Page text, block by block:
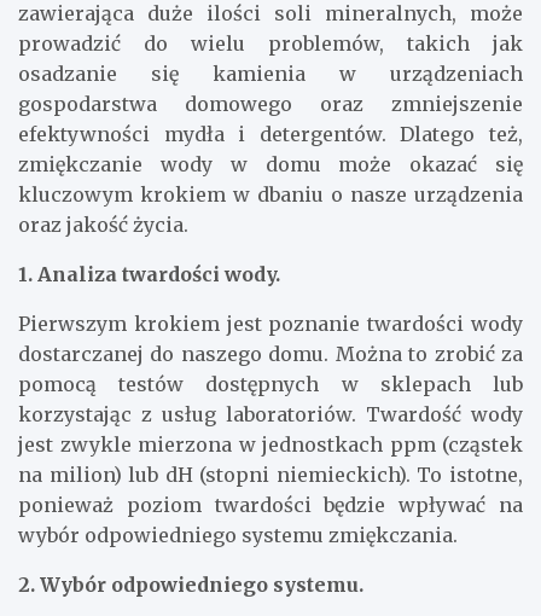
zawierająca duże ilości soli mineralnych, może
prowadzić do wielu problemów, takich jak
osadzanie się kamienia w urządzeniach
gospodarstwa domowego oraz zmniejszenie
efektywności mydła i detergentów. Dlatego też,
zmiękczanie wody w domu może okazać się
kluczowym krokiem w dbaniu o nasze urządzenia
oraz jakość życia.
1. Analiza twardości wody.
Pierwszym krokiem jest poznanie twardości wody
dostarczanej do naszego domu. Można to zrobić za
pomocą testów dostępnych w sklepach lub
korzystając z usług laboratoriów. Twardość wody
jest zwykle mierzona w jednostkach ppm (cząstek
na milion) lub dH (stopni niemieckich). To istotne,
ponieważ poziom twardości będzie wpływać na
wybór odpowiedniego systemu zmiękczania.
2. Wybór odpowiedniego systemu.